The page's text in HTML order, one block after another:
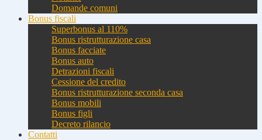
Domande comuni
Bonus fiscali
Superbonus al 110%
Bonus ristrutturazione casa
Bonus facciate
Bonus auto
Detrazioni fiscali
Cessione del credito
Bonus ristrutturazione seconda casa
Bonus mobili
Bonus figli
Decreto rilancio
Contatti